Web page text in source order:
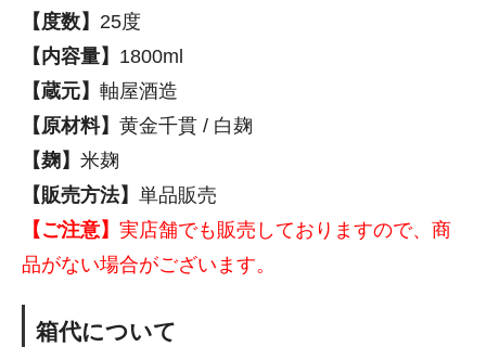
【度数】 25度
【内容量】 1800ml
【蔵元】 軸屋酒造
【原材料】 黄金千貫 / 白麹
【麹】 米麹
【販売方法】 単品販売
【ご注意】 実店舗でも販売しておりますので、商
品がない場合がございます。
箱代について